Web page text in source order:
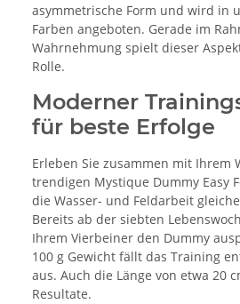
asymmetrische Form und wird in
Farben angeboten. Gerade im
Wahrnehmung spielt dieser
Rolle.
Moderner
für beste Erfolge
Erleben Sie zusammen mit Ihrem
trendigen Mystique Dummy Easy
die Wasser- und Feldarbeit
Bereits ab der siebten
Ihrem Vierbeiner den Dummy
100 g Gewicht fällt das Training
aus. Auch die Länge von etwa 20
Resultate.